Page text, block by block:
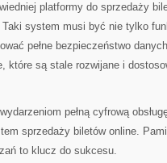
platformy do sprzedaży
system musi być nie tylko
pełne bezpieczeństwo
które są stale rozwijane i
pełną cyfrową
sprzedaży biletów online.
to klucz do sukcesu.